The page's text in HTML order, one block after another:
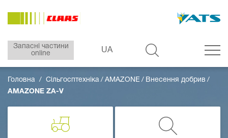
Запасні частини
online
UA
Головна Сільгосптехніка AMAZONE
Внесення добрив
AMAZONE ZA-V